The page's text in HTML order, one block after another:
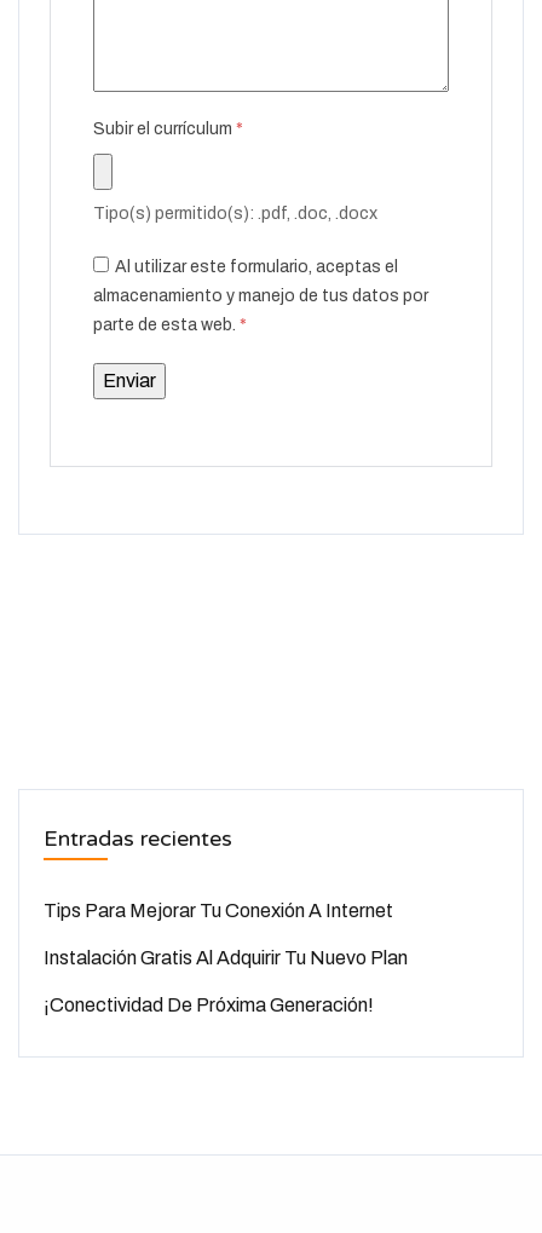
Subir el currículum *
Tipo(s) permitido(s): .pdf, .doc, .docx
Al utilizar este formulario, aceptas el
almacenamiento y manejo de tus datos por
parte de esta web. *
Entradas recientes
Tips Para Mejorar Tu Conexión A Internet
Instalación Gratis Al Adquirir Tu Nuevo Plan
¡Conectividad De Próxima Generación!